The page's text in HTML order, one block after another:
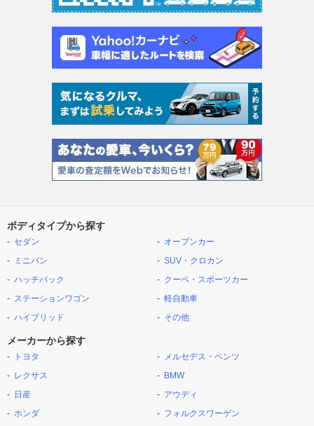
ボディタイプから探す
セダン
ミニバン
ハッチバック
ステーションワゴン
ハイブリッド
オープンカー
SUV・クロカン
クーペ・スポーツカー
軽自動車
その他
メーカーから探す
トヨタ
レクサス
日産
ホンダ
メルセデス・ベンツ
BMW
アウディ
フォルクスワーゲン